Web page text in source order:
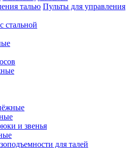
Пульты для управления
стальной
и звенья